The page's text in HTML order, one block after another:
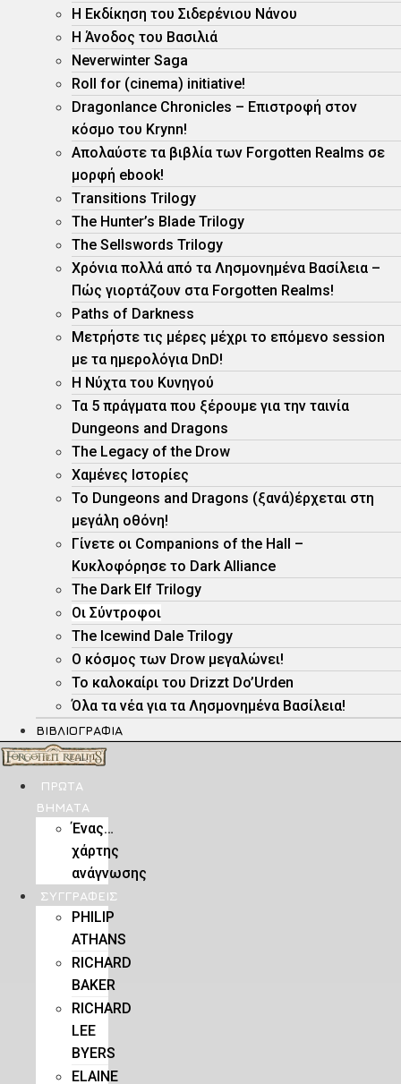
Η Εκδίκηση του Σιδερένιου Νάνου
Η Άνοδος του Βασιλιά
Neverwinter Saga
Roll for (cinema) initiative!
Dragonlance Chronicles – Eπιστροφή στον
κόσμο του Krynn!
Απολαύστε τα βιβλία των Forgotten Realms σε
μορφή ebook!
Τransitions Trilogy
The Hunter’s Blade Trilogy
Τhe Sellswords Trilogy
Χρόνια πολλά από τα Λησμονημένα Βασίλεια –
Πώς γιορτάζουν στα Forgotten Realms!
Paths of Darkness
Μετρήστε τις μέρες μέχρι το επόμενο session
με τα ημερολόγια DnD!
H Νύχτα του Κυνηγού
Τα 5 πράγματα που ξέρουμε για την ταινία
Dungeons and Dragons
The Legacy of the Drow
Χαμένες Ιστορίες
Το Dungeons and Dragons (ξανά)έρχεται στη
μεγάλη οθόνη!
Γίνετε οι Companions of the Hall –
Κυκλοφόρησε το Dark Alliance
The Dark Elf Trilogy
Οι Σύντροφοι
The Icewind Dale Trilogy
O κόσμος των Drow μεγαλώνει!
To καλοκαίρι του Drizzt Do’Urden
Όλα τα νέα για τα Λησμονημένα Βασίλεια!
ΒΙΒΛΙΟΓΡΑΦΊΑ
ΠΡΏΤΑ
ΒΉΜΑΤΑ
Ένας…
χάρτης
ανάγνωσης
ΣΥΓΓΡΑΦΕΊΣ
PHILIP
ATHANS
RICHARD
BAKER
RICHARD
LEE
BYERS
ELAINE